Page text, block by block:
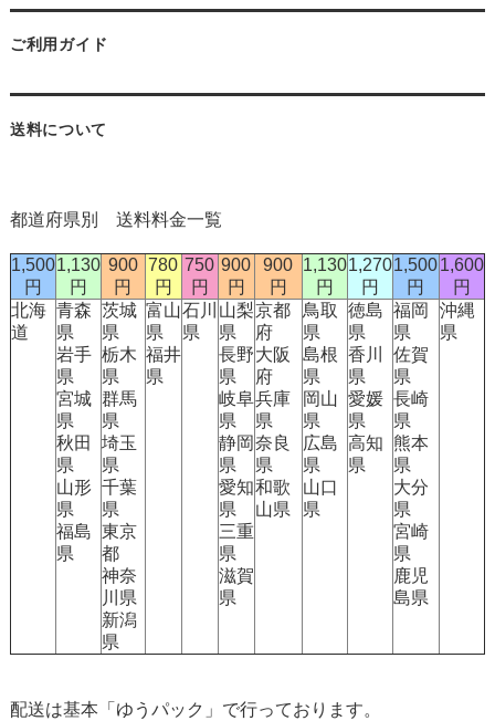
ご利用ガイド
送料について
都道府県別 送料料金一覧
1,500
円
1,130
円
900
円
780
円
750
円
900
円
900
円
1,130
円
1,270
円
1,500
円
1,600
円
北海
道
青森
県
岩手
県
宮城
県
秋田
県
山形
県
福島
県
茨城
県
栃木
県
群馬
県
埼玉
県
千葉
県
東京
都
神奈
川県
新潟
県
富山
県
福井
県
石川
県
山梨
県
長野
県
岐阜
県
静岡
県
愛知
県
三重
県
滋賀
県
京都
府
大阪
府
兵庫
県
奈良
県
和歌
山県
鳥取
県
島根
県
岡山
県
広島
県
山口
県
徳島
県
香川
県
愛媛
県
高知
県
福岡
県
佐賀
県
長崎
県
熊本
県
大分
県
宮崎
県
鹿児
島県
沖縄
県
配送は基本「ゆうパック」で行っております。